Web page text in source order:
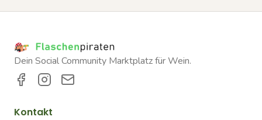
Dein Social Community Marktplatz für Wein.
Kontakt